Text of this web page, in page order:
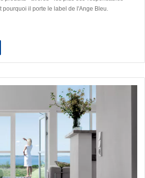
pourquoi il porte le label de l'Ange Bleu.